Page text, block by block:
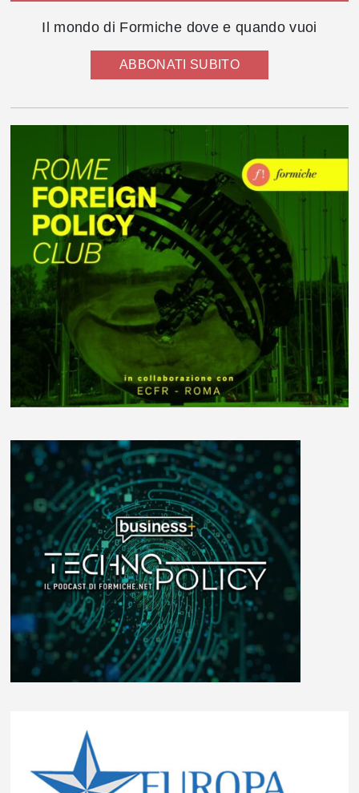
Il mondo di Formiche dove e quando vuoi
ABBONATI SUBITO